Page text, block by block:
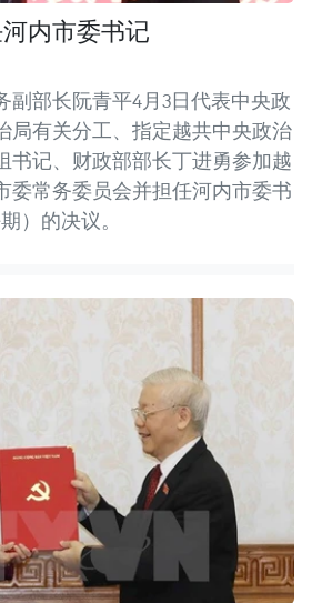
内市委书记
副部长阮青平4月3日代表中央政
局有关分工、指定越共中央政治
书记、财政部部长丁进勇参加越
委常务委员会并担任河内市委书
）的决议。